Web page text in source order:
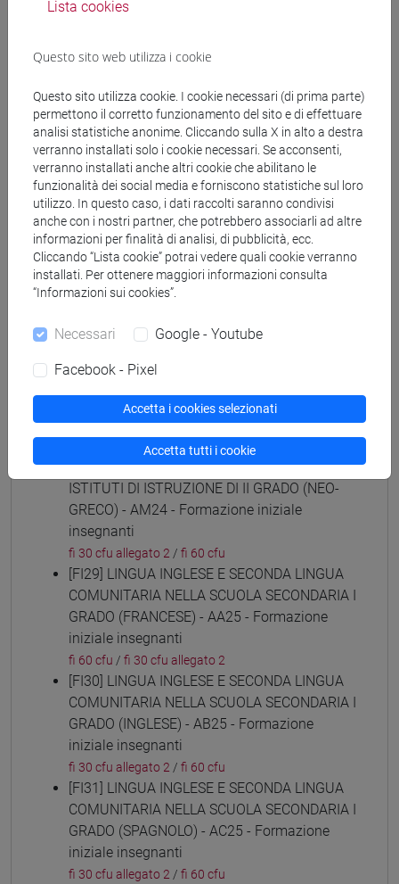
(CINESE) - AI24 - Formazione iniziale
fi 30 cfu allegato 2 /fi 60 cfu
ISTITUTI DI ISTRUZIONE DI II GRADO
(GIAPPONESE) - AJ24 - Formazione iniziale
insegnanti
fi 60 cfu/fi 30 cfu allegato 2
[FI25] LINGUE E CULTURE STRANIERE NEGLI
ISTITUTI DI ISTRUZIONE DI II GRADO
(PORTOGHESE) - AN24 - Formazione iniziale
insegnanti
fi 30 cfu allegato 2/fi 60 cfu
[FI26] LINGUA E CULTURA STRANIERA
insegnanti
fi 30 cfu allegato 2
(ARABO) - AL24 - Formazione iniziale
insegnanti
fi 30 cfu allegato 2/fi 60 cfu
[FI28] LINGUE E CULTURE STRANIERE NEGLI
ISTITUTI DI ISTRUZIONE DI II GRADO (NEO-
GRECO) - AM24 - Formazione iniziale
insegnanti
fi 30 cfu allegato 2 / fi 60 cfu
[FI29] LINGUA INGLESE E SECONDA LINGUA
COMUNITARIA NELLA SCUOLA SECONDARIA I
GRADO (FRANCESE) - AA25 - Formazione
iniziale insegnanti
fi 60 cfu / fi 30 cfu allegato 2
[FI30] LINGUA INGLESE E SECONDA LINGUA
COMUNITARIA NELLA SCUOLA SECONDARIA I
GRADO (INGLESE) - AB25 - Formazione
iniziale insegnanti
fi 30 cfu allegato 2 / fi 60 cfu
[FI31] LINGUA INGLESE E SECONDA LINGUA
COMUNITARIA NELLA SCUOLA SECONDARIA I
GRADO (SPAGNOLO) - AC25 - Formazione
iniziale insegnanti
fi 30 cfu allegato 2 / fi 60 cfu
Lista cookies
Questo sito web utilizza i cookie
Questo sito utilizza cookie. I cookie necessari (di prima parte)
permettono il corretto funzionamento del sito e di effettuare
analisi statistiche anonime. Cliccando sulla X in alto a destra
verranno installati solo i cookie necessari. Se acconsenti,
verranno installati anche altri cookie che abilitano le
funzionalità dei social media e forniscono statistiche sul loro
utilizzo. In questo caso, i dati raccolti saranno condivisi
anche con i nostri partner, che potrebbero associarli ad altre
informazioni per finalità di analisi, di pubblicità, ecc.
Cliccando “Lista cookie” potrai vedere quali cookie verranno
installati. Per ottenere maggiori informazioni consulta
“Informazioni sui cookies”.
Necessari Google - Youtube
Facebook - Pixel
Accetta i cookies selezionati
Accetta tutti i cookie